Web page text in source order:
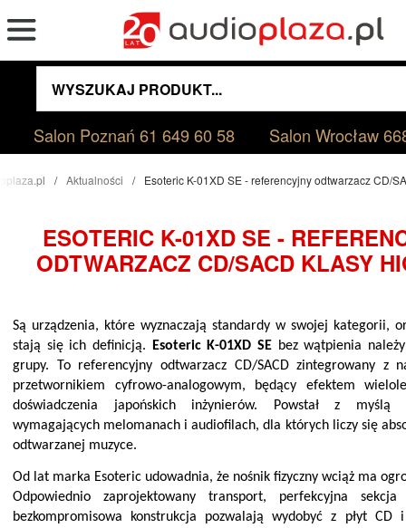
Salon Poznań61 649 60 58 Salon Wrocław
Aktualności Esoteric K-01XD SE - referencyjny odtwarzacz CD/
ESOTERIC K-01XD SE -
ODTWARZACZ CD/SACD KLASY
Są urządzenia, które wyznaczają standardy w swojej kategorii,
stają się ich definicją.
Esoteric K-01XD SE bez wątpienia
grupy. To referencyjny odtwarzacz CD/SACD zintegrowany z
przetwornikiem cyfrowo-analogowym, będący efektem
doświadczenia japońskich inżynierów. Powstał z myślą
wymagających melomanach i audiofilach, dla których liczy się
odtwarzanej muzyce.
Od lat marka Esoteric udowadnia, że nośnik fizyczny wciąż ma
Odpowiednio zaprojektowany transport, perfekcyjna
bezkompromisowa konstrukcja pozwalają wydobyć z płyt CD